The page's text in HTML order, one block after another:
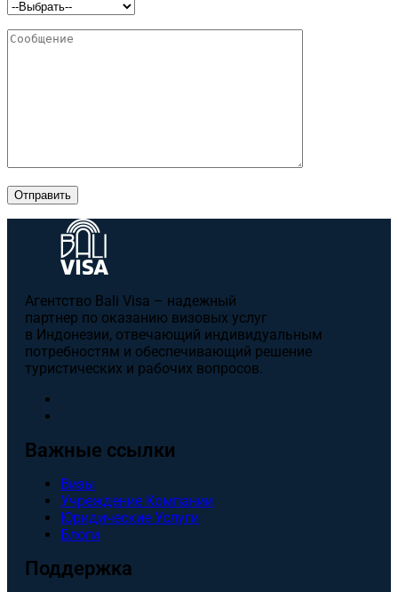
Отправить
Агентство Bali Visa – надежный
партнер по оказанию визовых услуг
в Индонезии, отвечающий индивидуальным
потребностям и обеспечивающий решение
туристических и рабочих вопросов.
Важные ссылки
Визы
Учреждение Компании
Юридические Услуги
Блоги
Поддержка